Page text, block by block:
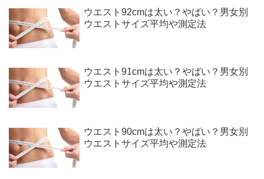
ウエスト92cmは太い？やばい？男女別
ウエストサイズ平均や測定法
ウエスト91cmは太い？やばい？男女別
ウエストサイズ平均や測定法
ウエスト90cmは太い？やばい？男女別
ウエストサイズ平均や測定法